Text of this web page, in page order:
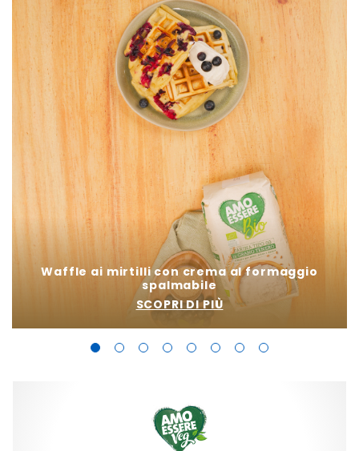
Waffle ai mirtilli con crema al formaggio
spalmabile
SCOPRI DI PIÙ